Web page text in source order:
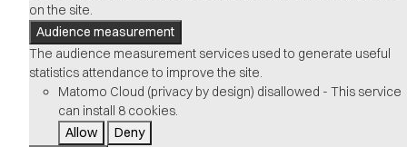
on the site.
Audience measurement
The audience measurement services used to generate useful
statistics attendance to improve the site.
Matomo Cloud (privacy by design) disallowed - This service
can install 8 cookies.
Allow
Deny